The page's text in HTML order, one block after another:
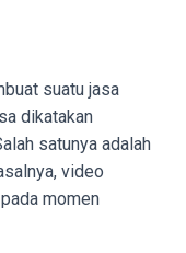
suatu jasa
dikatakan
satunya adalah
video
momen